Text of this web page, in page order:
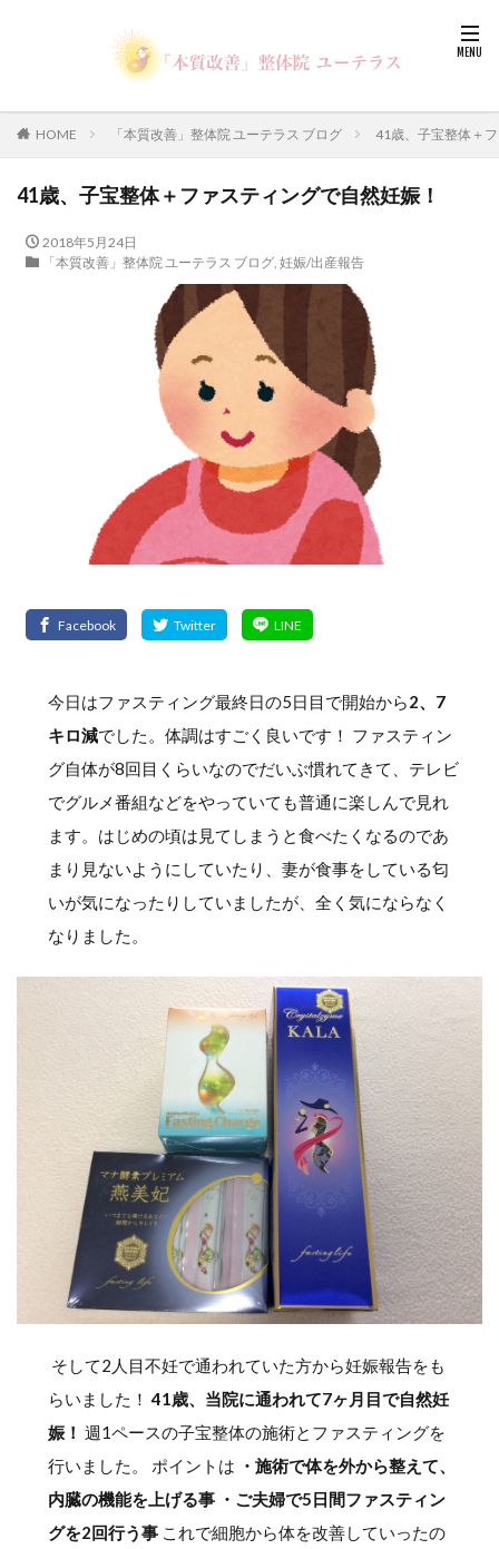
HOME 「本質改善」整体院 ユーテラス ブログ 41歳、子宝整体＋
41歳、子宝整体＋ファスティングで自然妊娠！
2018年5月24日
「本質改善」整体院 ユーテラス ブログ, 妊娠/出産報告
今日はファスティング最終日の5日目で開始から2、7
キロ減でした。体調はすごく良いです！ ファスティン
グ自体が8回目くらいなのでだいぶ慣れてきて、テレビ
でグルメ番組などをやっていても普通に楽しんで見れ
ます。はじめの頃は見てしまうと食べたくなるのであ
まり見ないようにしていたり、妻が食事をしている匂
いが気になったりしていましたが、全く気にならなく
なりました。
そして2人目不妊で通われていた方から妊娠報告をも
らいました！41歳、当院に通われて7ヶ月目で自然妊
娠！ 週1ペースの子宝整体の施術とファスティングを
行いました。 ポイントは ・施術で体を外から整えて、
内臓の機能を上げる事 ・ご夫婦で5日間ファスティン
グを2回行う事 これで細胞から体を改善していったの